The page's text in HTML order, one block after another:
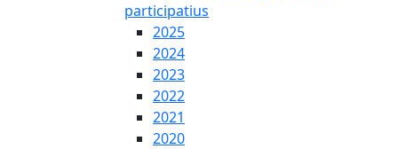
participatius
2025
2024
2023
2022
2021
2020